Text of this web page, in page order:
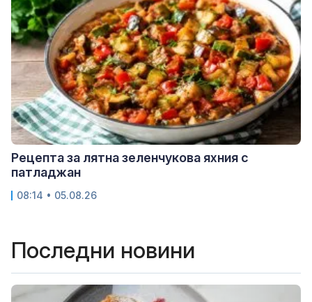
Рецепта за лятна зеленчукова яхния с
патладжан
08:14 • 05.08.26
Последни новини